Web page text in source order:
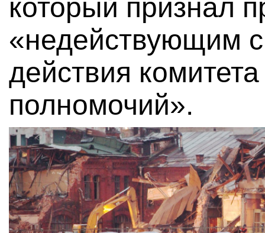
который признал
«недействующим
действия
полномочий».